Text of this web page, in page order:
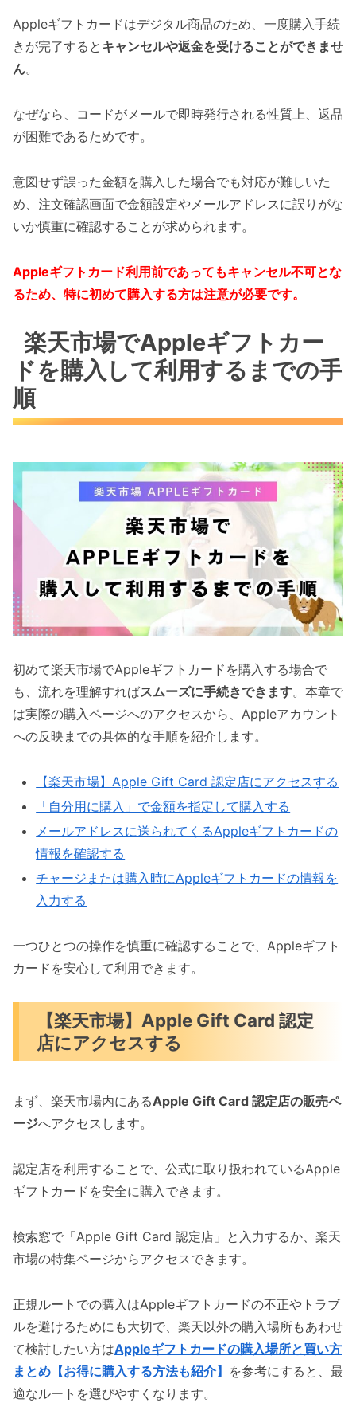
Appleギフトカードはデジタル商品のため、一度購入手続
きが完了すると キャンセルや返金を受けることができませ
ん。
なぜなら、コードがメールで即時発行される性質上、返品
が困難であるためです。
意図せず誤った金額を購入した場合でも対応が難しいた
め、注文確認画面で金額設定やメールアドレスに誤りがな
いか慎重に確認することが求められます。
Appleギフトカード利用前であってもキャンセル不可とな
るため、特に初めて購入する方は注意が必要です。
楽天市場でAppleギフトカー
ドを購入して利用するまでの手
順
初めて楽天市場でAppleギフトカードを購入する場合で
も、流れを理解すればスムーズに手続きできます。本章で
は実際の購入ページへのアクセスから、Appleアカウント
への反映までの具体的な手順を紹介します。
【楽天市場】Apple Gift Card 認定店にアクセスする
「自分用に購入」で金額を指定して購入する
メールアドレスに送られてくるAppleギフトカードの
情報を確認する
チャージまたは購入時にAppleギフトカードの情報を
入力する
一つひとつの操作を慎重に確認することで、Appleギフト
カードを安心して利用できます。
【楽天市場】Apple Gift Card 認定
店にアクセスする
まず、楽天市場内にあるApple Gift Card 認定店の販売ペ
ージへアクセスします。
認定店を利用することで、公式に取り扱われているApple
ギフトカードを安全に購入できます。
検索窓で「Apple Gift Card 認定店」と入力するか、楽天
市場の特集ページからアクセスできます。
正規ルートでの購入はAppleギフトカードの不正やトラブ
ルを避けるためにも大切で、楽天以外の購入場所もあわせ
て検討したい方はAppleギフトカードの購入場所と買い方
まとめ【お得に購入する方法も紹介】 を参考にすると、最
適なルートを選びやすくなります。